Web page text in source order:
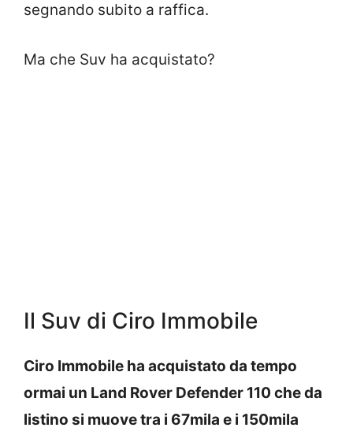
segnando subito a raffica.
Ma che Suv ha acquistato?
Il Suv di Ciro Immobile
Ciro Immobile ha acquistato da tempo
ormai un Land Rover Defender 110 che da
listino si muove tra i 67mila e i 150mila